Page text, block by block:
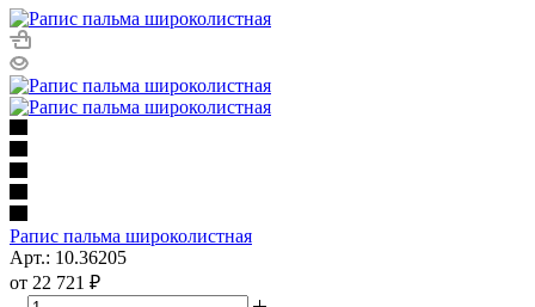
Рапис пальма широколистная
Арт.: 10.36205
от 22 721 ₽